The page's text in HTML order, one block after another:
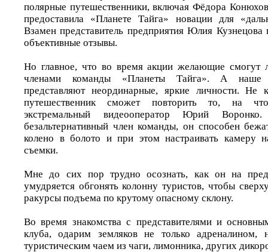
полярные путешественники, включая Фёдора
предоставила «Планете Тайга» новации для
Взамен представитель предприятия Юлия
объективные отзывы.
Но главное, что во время акции желающие смогут
членами команды «Планеты Тайга». А наше
представляют неординарные, яркие личности. Не
путешественник сможет повторить то, на
экстремальный видеооператор Юрий
безальтернативный член команды, он способен
колено в болото и при этом настраивать камеру
съемки.
Мне до сих пор трудно осознать, как он на
умудряется обгонять колонну туристов, чтобы
ракурсы подъема по крутому опасному склону.
Во время знакомства с представителями и
клуба, одарим земляков не только
туристическим чаем из чаги, лимонника, других